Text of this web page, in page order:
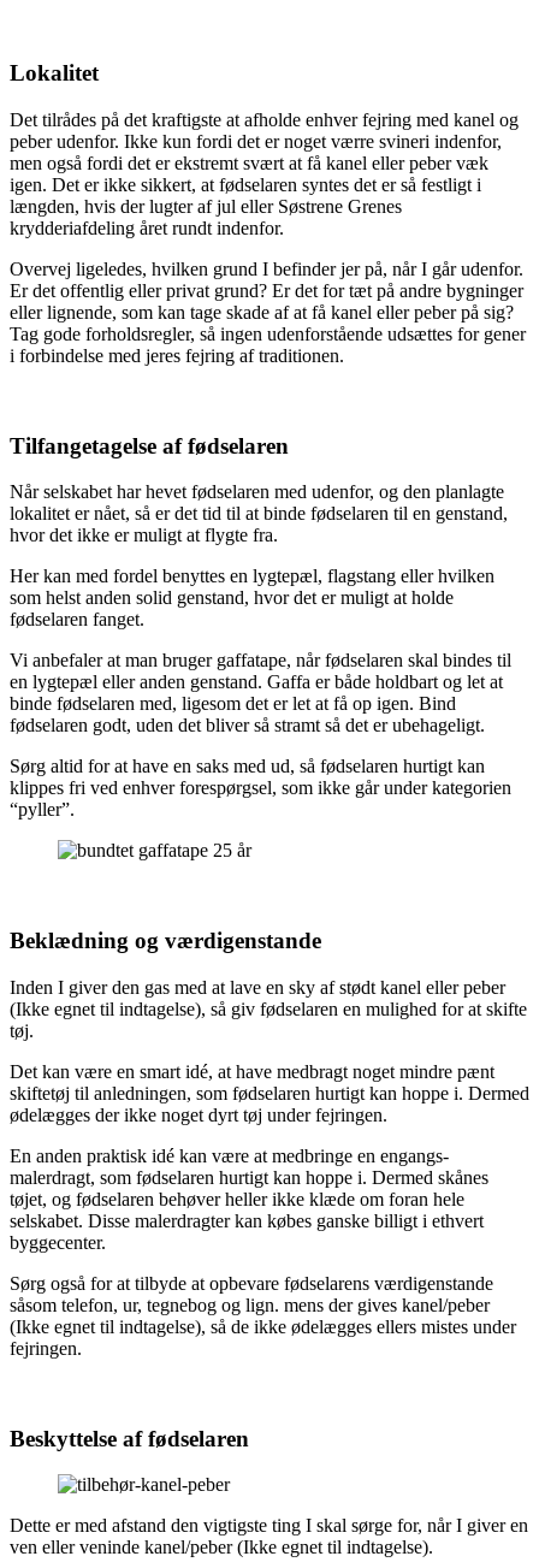
Lokalitet
Det tilrådes på det kraftigste at afholde enhver fejring med kanel og
peber udenfor. Ikke kun fordi det er noget værre svineri indenfor,
men også fordi det er ekstremt svært at få kanel eller peber væk
igen. Det er ikke sikkert, at fødselaren syntes det er så festligt i
længden, hvis der lugter af jul eller Søstrene Grenes
krydderiafdeling året rundt indenfor.
Overvej ligeledes, hvilken grund I befinder jer på, når I går udenfor.
Er det offentlig eller privat grund? Er det for tæt på andre bygninger
eller lignende, som kan tage skade af at få kanel eller peber på sig?
Tag gode forholdsregler, så ingen udenforstående udsættes for gener
i forbindelse med jeres fejring af traditionen.
Tilfangetagelse af fødselaren
Når selskabet har hevet fødselaren med udenfor, og den planlagte
lokalitet er nået, så er det tid til at binde fødselaren til en genstand,
hvor det ikke er muligt at flygte fra.
Her kan med fordel benyttes en lygtepæl, flagstang eller hvilken
som helst anden solid genstand, hvor det er muligt at holde
fødselaren fanget.
Vi anbefaler at man bruger gaffatape, når fødselaren skal bindes til
en lygtepæl eller anden genstand. Gaffa er både holdbart og let at
binde fødselaren med, ligesom det er let at få op igen. Bind
fødselaren godt, uden det bliver så stramt så det er ubehageligt.
Sørg altid for at have en saks med ud, så fødselaren hurtigt kan
klippes fri ved enhver forespørgsel, som ikke går under kategorien
“pyller”.
Beklædning og værdigenstande
Inden I giver den gas med at lave en sky af stødt kanel eller peber
(Ikke egnet til indtagelse), så giv fødselaren en mulighed for at skifte
tøj.
Det kan være en smart idé, at have medbragt noget mindre pænt
skiftetøj til anledningen, som fødselaren hurtigt kan hoppe i. Dermed
ødelægges der ikke noget dyrt tøj under fejringen.
En anden praktisk idé kan være at medbringe en engangs-
malerdragt, som fødselaren hurtigt kan hoppe i. Dermed skånes
tøjet, og fødselaren behøver heller ikke klæde om foran hele
selskabet. Disse malerdragter kan købes ganske billigt i ethvert
byggecenter.
Sørg også for at tilbyde at opbevare fødselarens værdigenstande
såsom telefon, ur, tegnebog og lign. mens der gives kanel/peber
(Ikke egnet til indtagelse), så de ikke ødelægges ellers mistes under
fejringen.
Beskyttelse af fødselaren
Dette er med afstand den vigtigste ting I skal sørge for, når I giver en
ven eller veninde kanel/peber (Ikke egnet til indtagelse).